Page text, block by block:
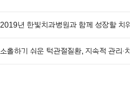
2019년 한빛치과병원과 함께 성장할 치
소홀하기 쉬운 턱관절질환, 지속적 관리·